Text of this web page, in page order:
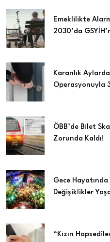
Emeklilikte
2030’da
Karanlık Aylarda
Operasyonuyla
ÖBB’de Bilet
Zorunda Kaldı!
Gece
Değişiklikler
“Kızın